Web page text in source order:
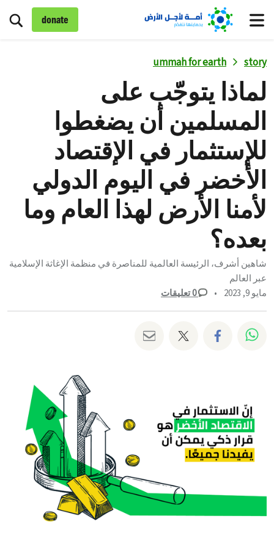
donate
story
ummah for earth
لماذا يتوجّب على
المسلمين أن يضغطوا
للإستثمار في الإقتصاد
الأخضر في اليوم الدولي
لأمنا الأرض لهذا العام وما
بعده؟
شاهين أشرف، الرئيسة العالمية للمناصرة في منظمة الإغاثة الإسلامية
عبر العالم
مايو 9, 2023
•
0تعليقات
شارك على whatsappشارك على facebookشارك على twitterشارك عبر email